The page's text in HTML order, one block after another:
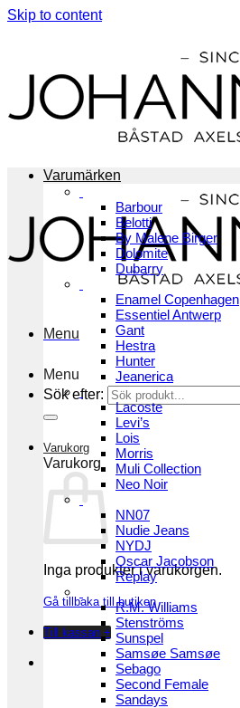
Skip to content
Menu
Menu
Sök efter:
Varukorg
Varukorg
Inga produkter i varukorgen.
Gå tillbaka till butiken
Till kassan +
Varumärken
Barbour
Belotti
By Malene Birger
Dolomite
Dubarry
Enamel Copenhagen
Essentiel Antwerp
Gant
Hestra
Hunter
Jeanerica
Lacoste
Levi’s
Lois
Morris
Muli Collection
Neo Noir
NN07
Nudie Jeans
NYDJ
Oscar Jacobson
Replay
R.M. Williams
Stenströms
Sunspel
Samsøe Samsøe
Sebago
Second Female
Sandays